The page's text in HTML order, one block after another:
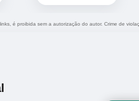
é proibida sem a autorização do autor. Crime de